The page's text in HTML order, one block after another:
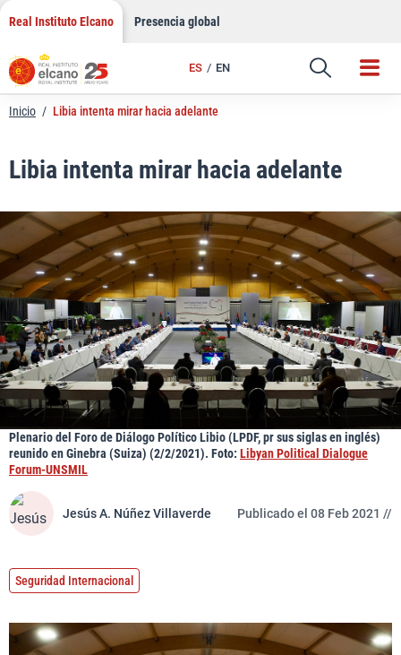
Saltar
contenido
Real Instituto Elcano Presencia global
ES EN
Enlace
Inicio / Libia intenta mirar hacia adelante
Libia intenta mirar hacia adelante
Plenario del Foro de Diálogo Político Libio (LPDF, pr sus siglas en inglés)
reunido en Ginebra (Suiza) (2/2/2021). Foto: Libyan Political Dialogue
Forum-UNSMIL
Jesús A. Núñez Villaverde Publicado el 08 Feb 2021 //
Seguridad Internacional